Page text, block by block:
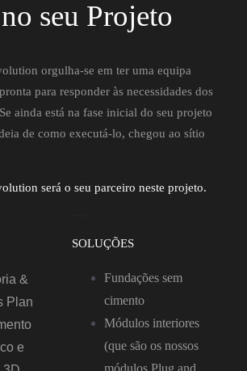
seu Projeto
orgulha-se em ter uma equipa
para responder às necessidades dos
ainda está na fase inicial do seu projeto
de como executá-lo, chegou ao sítio
será o seu parceiro neste projeto.
&
Plan
e
SOLUÇÕES
Fundações sem
cimento
Módulos interiores
(que são os nossos
módulos Plug and